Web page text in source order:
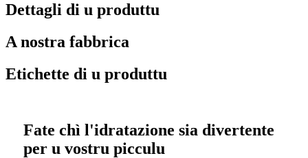
Dettagli di u produttu
A nostra fabbrica
Etichette di u produttu
Fate chì l'idratazione sia divertente
per u vostru picculu